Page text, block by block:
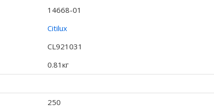
14668-01
Citilux
CL921031
0.81кг
250